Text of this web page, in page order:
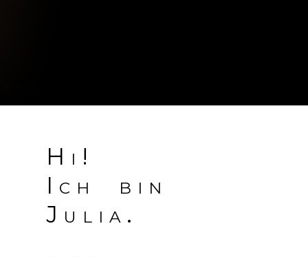
Hi!
Ich bin
Julia.